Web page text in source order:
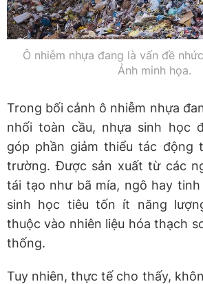
Ô nhiễm nhựa đang là vấn đề
Ảnh minh họa.
Trong bối cảnh ô nhiễm nhựa
nhối toàn cầu, nhựa sinh học
góp phần giảm thiểu tác động
trường. Được sản xuất từ các
tái tạo như bã mía, ngô hay
sinh học tiêu tốn ít năng
thuộc vào nhiên liệu hóa thạch
thống.
Tuy nhiên, thực tế cho thấy,